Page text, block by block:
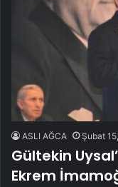
ASLI AĞCA Şubat
Gültekin
Ekrem